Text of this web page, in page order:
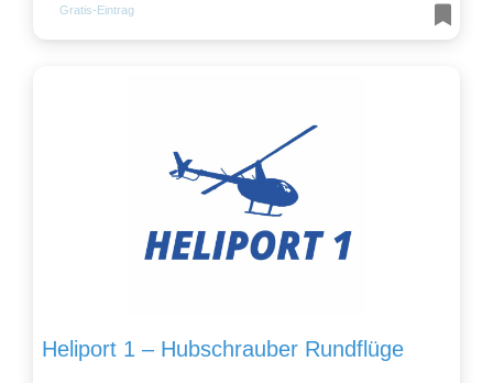
Gratis-Eintrag
Heliport 1 – Hubschrauber Rundflüge